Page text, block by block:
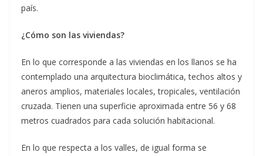
país.
¿Cómo son las viviendas?
En lo que corresponde a las viviendas en los llanos se ha
contemplado una arquitectura bioclimática, techos altos y
aneros amplios, materiales locales, tropicales, ventilación
cruzada. Tienen una superficie aproximada entre 56 y 68
metros cuadrados para cada solución habitacional.
En lo que respecta a los valles, de igual forma se